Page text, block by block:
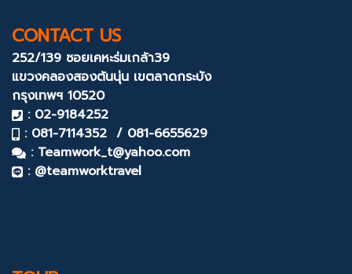
CONTACT US
252/139 ซอยเคหะร่มเกล้า39
แขวงคลองสองต้นนุ่น เขตลาดกระบัง
กรุงเทพฯ 10520
: 02-9184252
: 081-7114352 / 081-6655629
: Teamwork_t@yahoo.com
: @teamworktravel